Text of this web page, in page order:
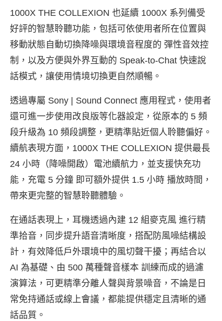
1000X THE COLLEXION 也延續 1000X 系列備受
好評的智慧聆聽功能，包括可依使用者所在位置與
移動狀態自動切換降噪與環境音程度的 彈性音效控
制，以及方便與外界互動的 Speak-to-Chat 快速說
話模式，讓使用情境切換更自然順暢。
透過專屬 Sony | Sound Connect 應用程式，使用者
還可進一步使用改良版等化器設定，從原本的 5 頻
段升級為 10 頻段調整，更精準貼近個人聆聽偏好。
續航表現方面，1000X THE COLLEXION 提供最長
24 小時（降噪開啟）電池續航力，並支援快充功
能，充電 5 分鐘 即可額外提供 1.5 小時 播放時間，
帶來更完整的智慧聆聽體驗。
在通話表現上，耳機透過內建 12 組麥克風 進行精
準拾音，同步提升語音清晰度，搭配防風噪結構設
計，有效降低戶外環境中的風切聲干擾；再結合以
AI 為基礎、由 500 萬種聲音樣本 訓練而成的過濾
演算法，可更精準分離人聲與背景噪音，不論是日
常免持通話或線上會議，都能提供穩定且清晰的通
話品質。